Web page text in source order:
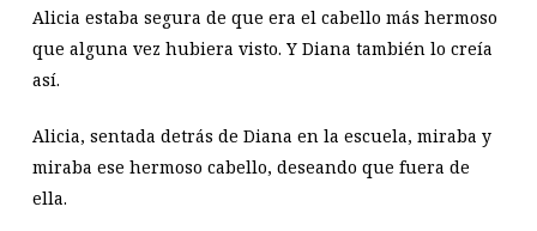
Alicia estaba segura de que era el cabello más hermoso
que alguna vez hubiera visto. Y Diana también lo creía
así.
Alicia, sentada detrás de Diana en la escuela, miraba y
miraba ese hermoso cabello, deseando que fuera de
ella.